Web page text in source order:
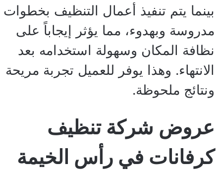
بينما يتم تنفيذ أعمال التنظيف بخطوات
مدروسة وبهدوء، مما يؤثر إيجاباً على
نظافة المكان وسهولة استخدامه بعد
الانتهاء. وهذا يوفر للعميل تجربة مريحة
ونتائج ملحوظة.
عروض شركة تنظيف
كرفانات في رأس الخيمة